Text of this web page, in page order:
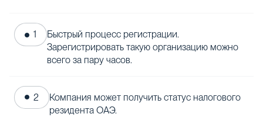
Быстрый процесс регистрации.
Зарегистрировать такую организацию можно
всего за пару часов.
Компания может получить статус налогового
резидента ОАЭ.